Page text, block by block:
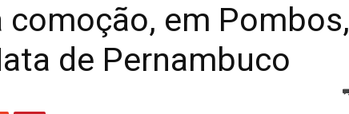
comoção, em Pombos,
de Pernambuco